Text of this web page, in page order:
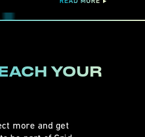
YOUR
more and get